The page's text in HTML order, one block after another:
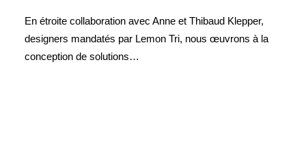
En étroite collaboration avec Anne et Thibaud Klepper,
designers mandatés par Lemon Tri, nous œuvrons à la
conception de solutions…